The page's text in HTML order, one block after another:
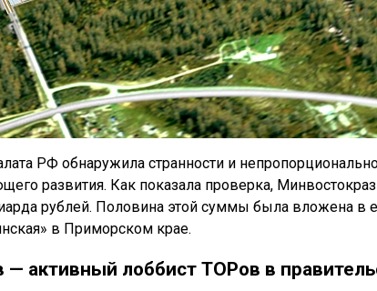
РФ обнаружила странности и
развития. Как показала проверка,
рублей. Половина этой суммы была вложена в
в Приморском крае.
— активный лоббист ТОРов в